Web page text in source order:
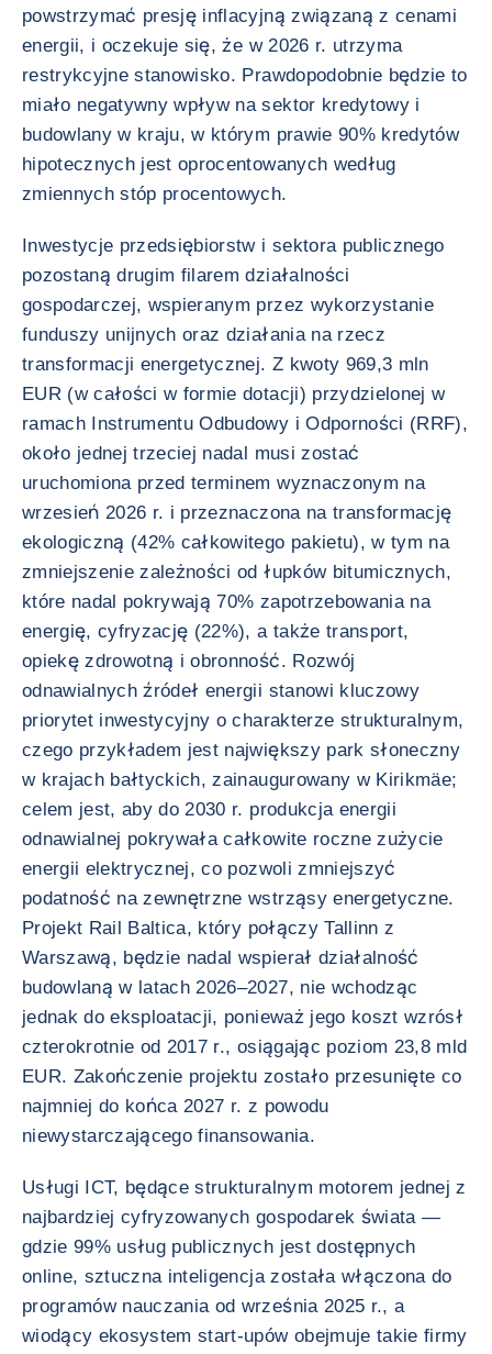
powstrzymać presję inflacyjną związaną z cenami
energii, i oczekuje się, że w 2026 r. utrzyma
restrykcyjne stanowisko. Prawdopodobnie będzie to
miało negatywny wpływ na sektor kredytowy i
budowlany w kraju, w którym prawie 90% kredytów
hipotecznych jest oprocentowanych według
zmiennych stóp procentowych.
Inwestycje przedsiębiorstw i sektora publicznego
pozostaną drugim filarem działalności
gospodarczej, wspieranym przez wykorzystanie
funduszy unijnych oraz działania na rzecz
transformacji energetycznej. Z kwoty 969,3 mln
EUR (w całości w formie dotacji) przydzielonej w
ramach Instrumentu Odbudowy i Odporności (RRF),
około jednej trzeciej nadal musi zostać
uruchomiona przed terminem wyznaczonym na
wrzesień 2026 r. i przeznaczona na transformację
ekologiczną (42% całkowitego pakietu), w tym na
zmniejszenie zależności od łupków bitumicznych,
które nadal pokrywają 70% zapotrzebowania na
energię, cyfryzację (22%), a także transport,
opiekę zdrowotną i obronność. Rozwój
odnawialnych źródeł energii stanowi kluczowy
priorytet inwestycyjny o charakterze strukturalnym,
czego przykładem jest największy park słoneczny
w krajach bałtyckich, zainaugurowany w Kirikmäe;
celem jest, aby do 2030 r. produkcja energii
odnawialnej pokrywała całkowite roczne zużycie
energii elektrycznej, co pozwoli zmniejszyć
podatność na zewnętrzne wstrząsy energetyczne.
Projekt Rail Baltica, który połączy Tallinn z
Warszawą, będzie nadal wspierał działalność
budowlaną w latach 2026–2027, nie wchodząc
jednak do eksploatacji, ponieważ jego koszt wzrósł
czterokrotnie od 2017 r., osiągając poziom 23,8 mld
EUR. Zakończenie projektu zostało przesunięte co
najmniej do końca 2027 r. z powodu
niewystarczającego finansowania.
Usługi ICT, będące strukturalnym motorem jednej z
najbardziej cyfryzowanych gospodarek świata —
gdzie 99% usług publicznych jest dostępnych
online, sztuczna inteligencja została włączona do
programów nauczania od września 2025 r., a
wiodący ekosystem start-upów obejmuje takie firmy